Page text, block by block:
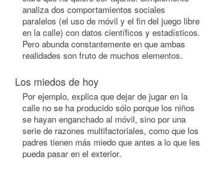
analiza dos comportamientos sociales
paralelos (el uso de móvil y el fin del juego libre
en la calle) con datos científicos y estadísticos.
Pero abunda constantemente en que ambas
realidades son fruto de muchos elementos.
Los miedos de hoy
Por ejemplo, explica que dejar de jugar en la
calle no se ha producido sólo porque los niños
se hayan enganchado al móvil, sino por una
serie de razones multifactoriales, como que los
padres tienen más miedo que antes a lo que les
pueda pasar en el exterior.